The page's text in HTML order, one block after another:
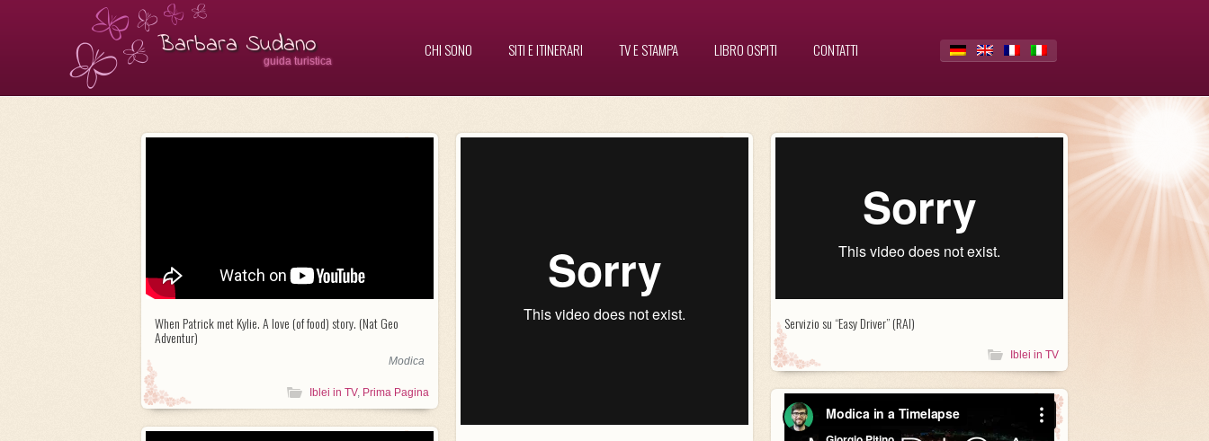
Barbara Sudano
guida turistica
CHI SONO SITI E ITINERARI TV E STAMPA LIBRO OSPITI CONTATTI
When Patrick met Kylie. A love (of food) story. (Nat Geo
Adventur)
Modica
Iblei in TV, Prima Pagina
Servizio su “Easy Driver” (RAI)
Iblei in TV